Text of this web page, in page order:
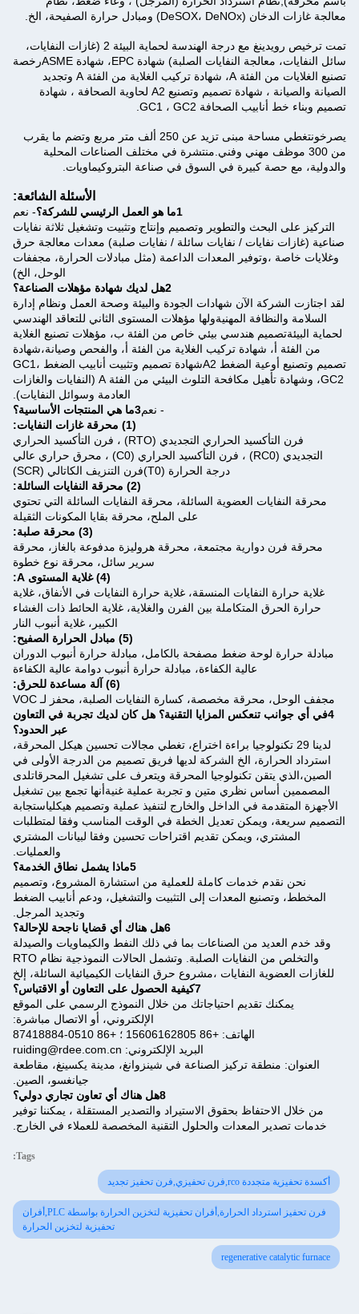
معالجة غازات الدخان (DeSOX، DeNOx) ومبادل حرارة الصفيحة، الخ.
تمت ترخيص رويدينغ مع درجة الهندسة لحماية البيئة 2 (غازات النفايات،
سائل النفايات، معالجة النفايات الصلبة) شهادة EPC، شهادة ASMEرخصة
تصنيع الغلايات من الفئة A، شهادة تركيب الغلاية من الفئة A وتجديد
الصيانة والصيانة ، شهادة تصميم وتصنيع A2 لحاوية الصحافة ، شهادة
تصميم وبناء خط أنابيب الصحافة GC1 ، GC2.
يصرخون
تغطي مساحة مبنى تزيد عن 250 ألف متر مربع وتضم ما يقرب
من 300 موظف مهني وفني.منتشرة في مختلف الصناعات المحلية
والدولية، مع حصة كبيرة في السوق في صناعة البتروكيماويات.
الأسئلة الشائعة:
1ما هو العمل الرئيسي للشركة؟
- نعم
التركيز على البحث والتطوير وتصميم وإنتاج وتثبيت وتشغيل ثلاثة نفايات
صناعية (غازات نفايات / نفايات سائلة / نفايات صلبة) معدات معالجة حرق
وغلايات خاصة ،وتوفير المعدات الداعمة (مثل مبادلات الحرارة، مجففات
الوحل، الخ)
2هل لديك شهادة مؤهلات الصناعة؟
لقد اجتازت الشركة الآن شهادات الجودة والبيئة وصحة العمل ونظام إدارة
السلامة والنظافة المهنيةولها مؤهلات المستوى الثاني للتعاقد الهندسي
لحماية البيئةتصميم هندسي بيئي خاص من الفئة ب، مؤهلات تصنيع الغلاية
من الفئة أ، شهادة تركيب الغلاية من الفئة أ، والفحص وصيانة،شهادة
تصميم وتصنيع أوعية الضغط A2شهادة تصميم وتثبيت أنابيب الضغط GC1،
GC2، وشهادة تأهيل مكافحة التلوث البيئي من الفئة A (النفايات والغازات
العادمة وسوائل النفايات).
- نعم3ما هي المنتجات الأساسية؟
(1) محرقة غازات النفايات:
فرن التأكسيد الحراري التجديدي (RTO) ، فرن التأكسيد الحراري
التجديدي (RC0) ، فرن التأكسيد الحراري (C0) ، محرق حراري عالي
درجة الحرارة (T0)فرن التنزيف الكاتالي (SCR)
(2) محرقة النفايات السائلة:
محرقة النفايات العضوية السائلة، محرقة النفايات السائلة التي تحتوي
على الملح، محرقة بقايا المكونات الثقيلة
(3) محرقة صلبة:
محرقة فرن دوارية مجتمعة، محرقة هروليزة مدفوعة بالغاز، محرقة
سرير سائل، محرقة نوع خطوة
(4) غلاية المستوى A:
غلاية حرارة النفايات المنسقة، غلاية حرارة النفايات في الأنفاق، غلاية
حرارة الحرق المتكاملة بين الفرن والغلاية، غلاية الحائط ذات الغشاء
الكبير، غلاية أنبوب النار
(5) مبادل الحرارة الصفيح:
مبادلة حرارة لوحة ضغط مصفحة بالكامل، مبادلة حرارة أنبوب الدوران
عالية الكفاءة، مبادلة حرارة أنبوب دوامة عالية الكفاءة
(6) آلة مساعدة للحرق:
مجفف الوحل، محرقة مخصصة، كسارة النفايات الصلبة، محفز لـ VOC
4في أي جوانب تنعكس المزايا التقنية؟ هل كان لديك تجربة في التعاون
عبر الحدود؟
لدينا 29 تكنولوجيا براءة اختراع، تغطي مجالات تحسين هيكل المحرقة،
استرداد الحرارة، الخ الشركة لديها فريق تصميم من الدرجة الأولى في
الصين،الذي يتقن تكنولوجيا المحرقة ويتعرف على تشغيل المحرقاتلدى
المصممين أساس نظري متين و تجربة عملية غنيةأنها تجمع بين تشغيل
الأجهزة المتقدمة في الداخل والخارج لتنفيذ عملية وتصميم هيكلياستجابة
التصميم سريعة، ويمكن تعديل الخطة في الوقت المناسب وفقا لمتطلبات
المشتري، ويمكن تقديم اقتراحات تحسين وفقا لبيانات المشتري
والعمليات.
5ماذا يشمل نطاق الخدمة؟
نحن نقدم خدمات كاملة للعملية من استشارة المشروع، وتصميم
المخطط، وتصنيع المعدات إلى التثبيت والتشغيل، ودعم أنابيب الضغط
وتجديد المرجل.
6هل هناك أي قضايا ناجحة للإحالة؟
وقد خدم العديد من الصناعات بما في ذلك النفط والكيماويات والصيدلة
والتخلص من النفايات الصلبة. وتشمل الحالات النموذجية نظام RTO
للغازات العضوية النفايات ،مشروع حرق النفايات الكيميائية السائلة، إلخ
7كيفية الحصول على التعاون أو الاقتباس؟
يمكنك تقديم احتياجاتك من خلال النموذج الرسمي على الموقع
الإلكتروني، أو الاتصال مباشرة:
الهاتف: +86 15606162805 ؛ +86 0510-87418884
البريد الإلكتروني: ruiding@rdee.com.cn
العنوان: منطقة تركيز الصناعة في شينزوانغ، مدينة يكسينغ، مقاطعة
جيانغسو، الصين.
8هل هناك أي تعاون تجاري دولي؟
من خلال الاحتفاظ بحقوق الاستيراد والتصدير المستقلة ، يمكننا توفير
خدمات تصدير المعدات والحلول التقنية المخصصة للعملاء في الخارج.
Tags:
أكسدة تحفيزية متجددة rco,فرن تحفيزي,فرن تحفيز تجديد
فرن تحفيز استرداد الحرارة,أفران تحفيزية لتخزين الحرارة بواسطة PLC,أفران
تحفيزية لتخزين الحرارة
regenerative catalytic furnace